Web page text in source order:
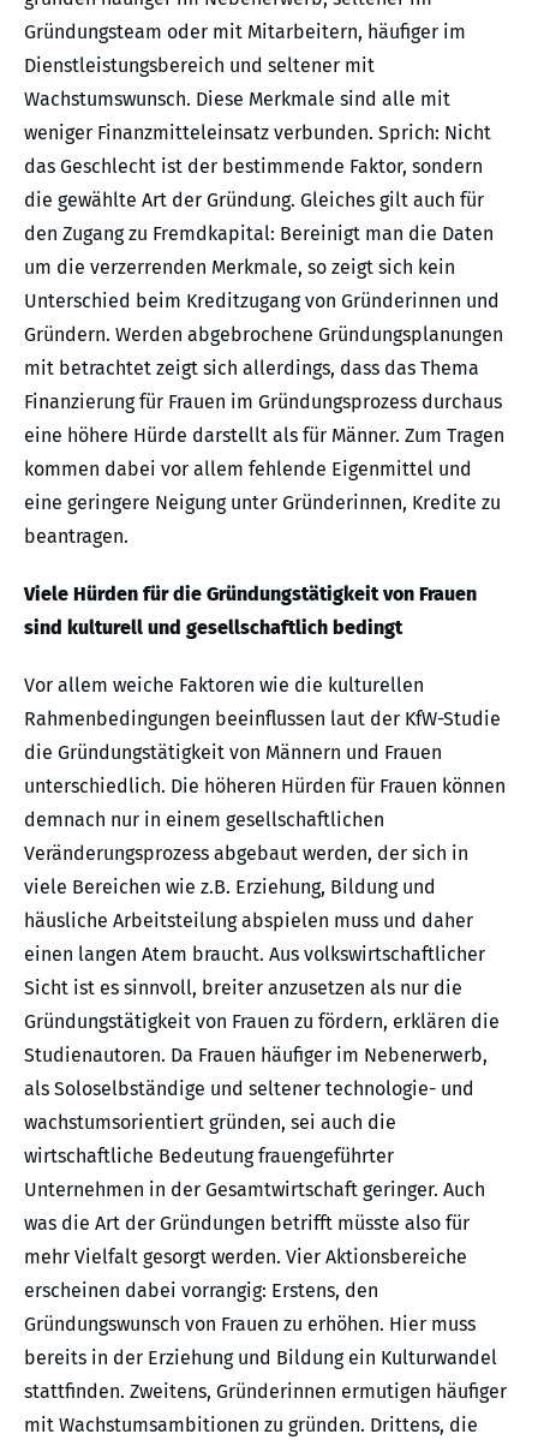
Gründungsteam oder mit Mitarbeitern, häufiger im
Dienstleistungsbereich und seltener mit
Wachstumswunsch. Diese Merkmale sind alle mit
weniger Finanzmitteleinsatz verbunden. Sprich: Nicht
das Geschlecht ist der bestimmende Faktor, sondern
die gewählte Art der Gründung. Gleiches gilt auch für
den Zugang zu Fremdkapital: Bereinigt man die Daten
um die verzerrenden Merkmale, so zeigt sich kein
Unterschied beim Kreditzugang von Gründerinnen und
Gründern. Werden abgebrochene Gründungsplanungen
mit betrachtet zeigt sich allerdings, dass das Thema
Finanzierung für Frauen im Gründungsprozess durchaus
eine höhere Hürde darstellt als für Männer. Zum Tragen
kommen dabei vor allem fehlende Eigenmittel und
eine geringere Neigung unter Gründerinnen, Kredite zu
beantragen.
Viele Hürden für die Gründungstätigkeit von Frauen
sind kulturell und gesellschaftlich bedingt
Vor allem weiche Faktoren wie die kulturellen
Rahmenbedingungen beeinflussen laut der KfW-Studie
die Gründungstätigkeit von Männern und Frauen
unterschiedlich. Die höheren Hürden für Frauen können
demnach nur in einem gesellschaftlichen
Veränderungsprozess abgebaut werden, der sich in
viele Bereichen wie z.B. Erziehung, Bildung und
häusliche Arbeitsteilung abspielen muss und daher
einen langen Atem braucht. Aus volkswirtschaftlicher
Sicht ist es sinnvoll, breiter anzusetzen als nur die
Gründungstätigkeit von Frauen zu fördern, erklären die
Studienautoren. Da Frauen häufiger im Nebenerwerb,
als Soloselbständige und seltener technologie- und
wachstumsorientiert gründen, sei auch die
wirtschaftliche Bedeutung frauengeführter
Unternehmen in der Gesamtwirtschaft geringer. Auch
was die Art der Gründungen betrifft müsste also für
mehr Vielfalt gesorgt werden. Vier Aktionsbereiche
erscheinen dabei vorrangig: Erstens, den
Gründungswunsch von Frauen zu erhöhen. Hier muss
bereits in der Erziehung und Bildung ein Kulturwandel
stattfinden. Zweitens, Gründerinnen ermutigen häufiger
mit Wachstumsambitionen zu gründen. Drittens, die